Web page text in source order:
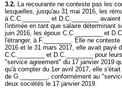
3.2. La recourante ne conteste pas les
lesquelles, jusqu'au 31 mai 2016, les
à C.C.________ et D.C.________
l'intimée en tant que salaire déterminant
juin 2016, les époux C.C.________ et
l'étranger, à F.________. Elle ne
2016 et le 31 mars 2017, elle avait payé
C.C.________ et D.C.________ pour
"service agreement" du 17 janvier 2019
qu'à compter du 1er avril 2017, elle
de G.________, conformément au
deux sociétés le 17 janvier 2019.